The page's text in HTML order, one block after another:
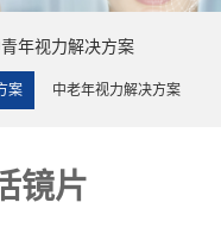
年视力解决方案
案 中老年视力解决方案
镜片